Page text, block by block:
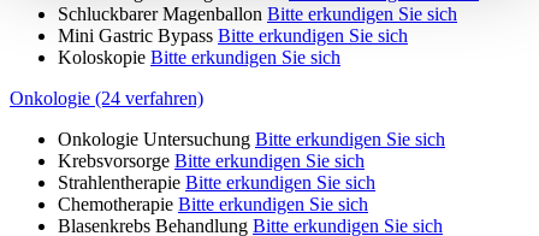
Schluckbarer Magenballon Bitte erkundigen Sie sich
Mini Gastric Bypass Bitte erkundigen Sie sich
Koloskopie Bitte erkundigen Sie sich
Onkologie (24 verfahren)
Onkologie Untersuchung Bitte erkundigen Sie sich
Krebsvorsorge Bitte erkundigen Sie sich
Strahlentherapie Bitte erkundigen Sie sich
Chemotherapie Bitte erkundigen Sie sich
Blasenkrebs Behandlung Bitte erkundigen Sie sich